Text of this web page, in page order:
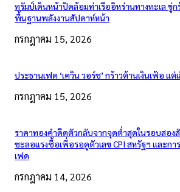
ทรัมป์เดินหน้าปิดล้อมท่าเรืออิหร่านทางทะเล ขู่ก
พื้นฐานพลังงานสัปดาห์หน้า
กรกฎาคม 15, 2026
ประธานเฟด ‘เควิน วอร์ช’ กร้าวต้านเงินเฟ้อ แ
กรกฎาคม 15, 2026
ราคาทองคำดีดตัวกลับจากจุดต่ำสุดในรอบสอง
ชะลอแรงซื้อเพื่อรอดูตัวเลข CPI สหรัฐฯ และกา
เฟด
กรกฎาคม 14, 2026